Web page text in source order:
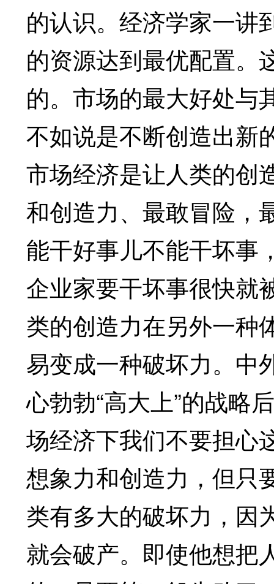
的认识。经济学家一讲
的资源达到最优配置。
的。市场的最大好处与
不如说是不断创造出新
市场经济是让人类的创
和创造力、最敢冒险，
能干好事儿不能干坏事
企业家要干坏事很快就
类的创造力在另外一种
易变成一种破坏力。中
心勃勃“高大上”的战略
场经济下我们不要担心
想象力和创造力，但只
类有多大的破坏力，因
就会破产。即使他想把